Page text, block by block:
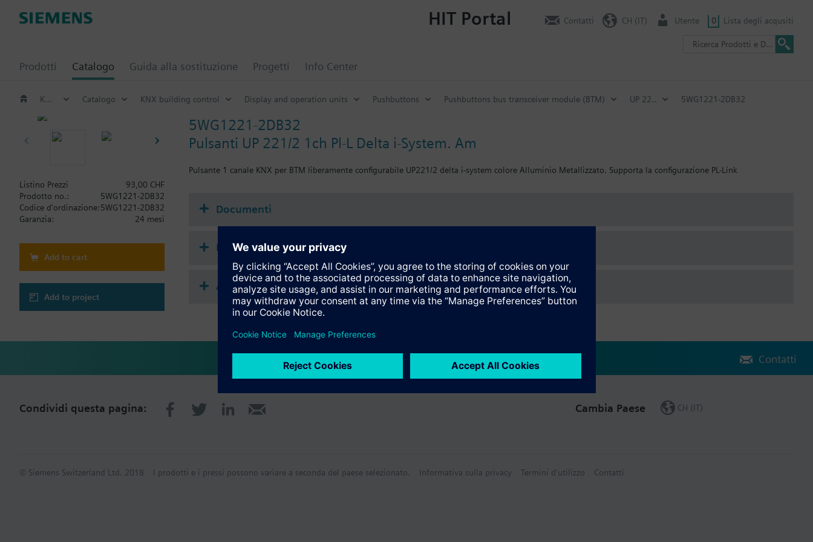
Prodotti Catalogo Guida alla sostituzione Progetti Info Center
HIT Portal Contatti CH (IT) Utente 0 Lista degli acqusiti
KNX building control Catalogo KNX building control Display and operation units Pushbuttons Pushbuttons bus transceiver module (BTM) UP 22.. 5WG1221-2DB32
5WG1221-2DB32
Pulsanti UP 221/2 1ch Pl-L Delta i-System. Am
Pulsante 1 canale KNX per BTM liberamente configurabile UP221/2 delta i-system colore Alluminio Metallizzato. Supporta la configurazione PL-Link
Listino Prezzi
93,00 CHF
Prodotto no.:
5WG1221-2DB32
Codice d'ordinazione:5WG1221-2DB32
Garanzia:
24 mesi
Add to cart
Add to project
Documenti
Riepilogo Tecnico
Accessori multi seleizonabili
Contatti
Condividi questa pagina: Cambia Paese CH (IT)
© Siemens Switzerland Ltd. 2018 I prodotti e i pressi possono variare a seconda del paese selezionato. Informativa sulla privacy Termini d'utilizzo Contatti